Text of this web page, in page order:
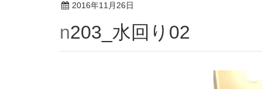
2016年11月26日
n203_水回り02